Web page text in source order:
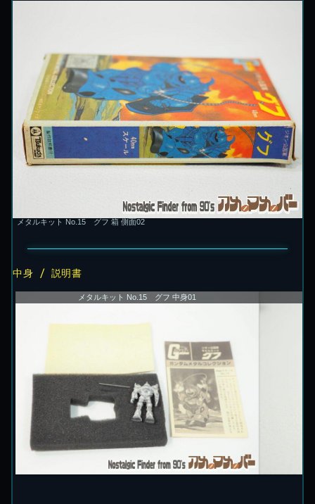
メタルキット No.15 グフ 箱 側面02
中身 / 説明書
メタルキット No.15 グフ 中身01